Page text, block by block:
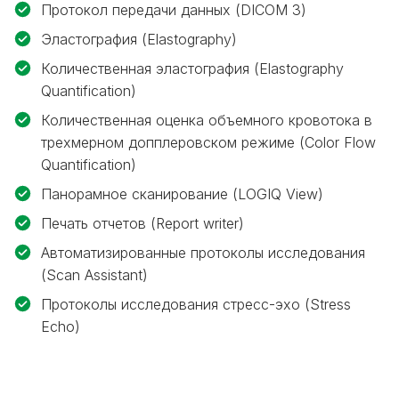
Протокол передачи данных (DICOM 3)
Эластография (Elastography)
Количественная эластография (Elastography
Quantification)
Количественная оценка объемного кровотока в
трехмерном допплеровском режиме (Color Flow
Quantification)
Панорамное сканирование (LOGIQ View)
Печать отчетов (Report writer)
Автоматизированные протоколы исследования
(Scan Assistant)
Протоколы исследования стресс-эхо (Stress
Echo)